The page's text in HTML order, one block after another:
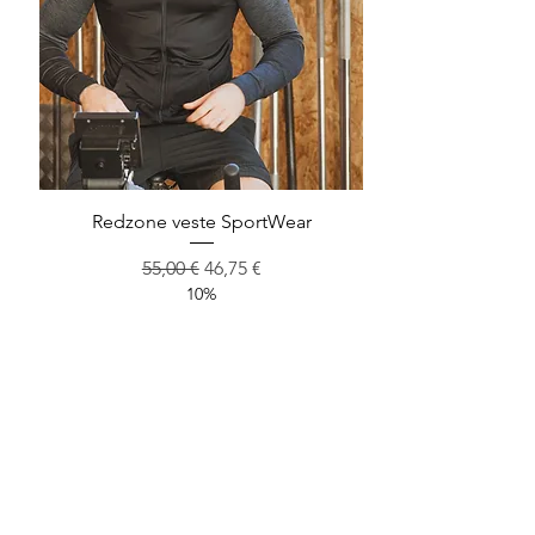
Aperçu rapide
Redzone veste SportWear
Prix original
55,00 € Prix promotionnel
46,75 €
10%